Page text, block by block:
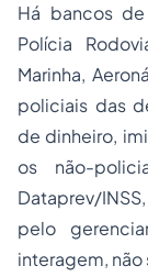
Há bancos
Polícia
Marinha,
policiais das
de dinheiro,
os não-
Dataprev/
pelo
interagem,